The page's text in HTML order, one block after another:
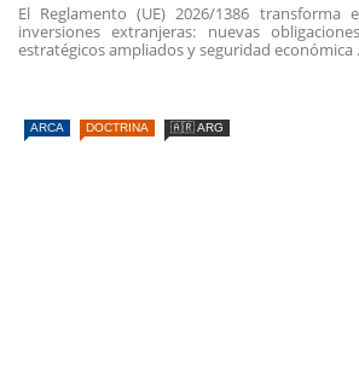
El Reglamento (UE) 2026/1386
inversiones extranjeras: nuevas
estratégicos ampliados y seguridad económica
ARCA DOCTRINA 🇦🇷 ARG